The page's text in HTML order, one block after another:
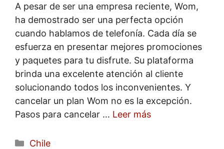
A pesar de ser una empresa reciente, Wom,
ha demostrado ser una perfecta opción
cuando hablamos de telefonía. Cada día se
esfuerza en presentar mejores promociones
y paquetes para tu disfrute. Su plataforma
brinda una excelente atención al cliente
solucionando todos los inconvenientes. Y
cancelar un plan Wom no es la excepción.
Pasos para cancelar … Leer más
Categorías
Chile